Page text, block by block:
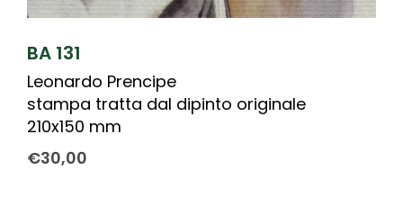
BA 131
Leonardo Prencipe
stampa tratta dal dipinto originale
210x150 mm
€30,00